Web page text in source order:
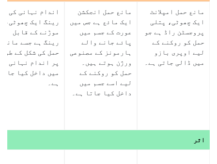
مانع حمل امپلانٹ
ایک چھوٹی، پتلی
پروجسٹن راڈ ہے جو
حمل کو روکنے کے
لیے اوپری بازو
میں ڈالی جاتی ہے۔
اثر
مانع حمل انجکشن
ایک مائع ہے جس میں
عورت کے جسم میں
پائے جانے والے
ہارمونز کے مصنوعی
ورژن ہوتے ہیں۔
حمل کو روکنے کے
لیے اسے جسم میں
داخل کیا جاتا ہے۔
اندام نہانی کی
رینگ ایک چھوٹی،
موڑنے کے قابل
رینگ ہے جسے مانع
حمل کی شکل کے طور
پر اندام نہانی
میں داخل کیا
ہے۔